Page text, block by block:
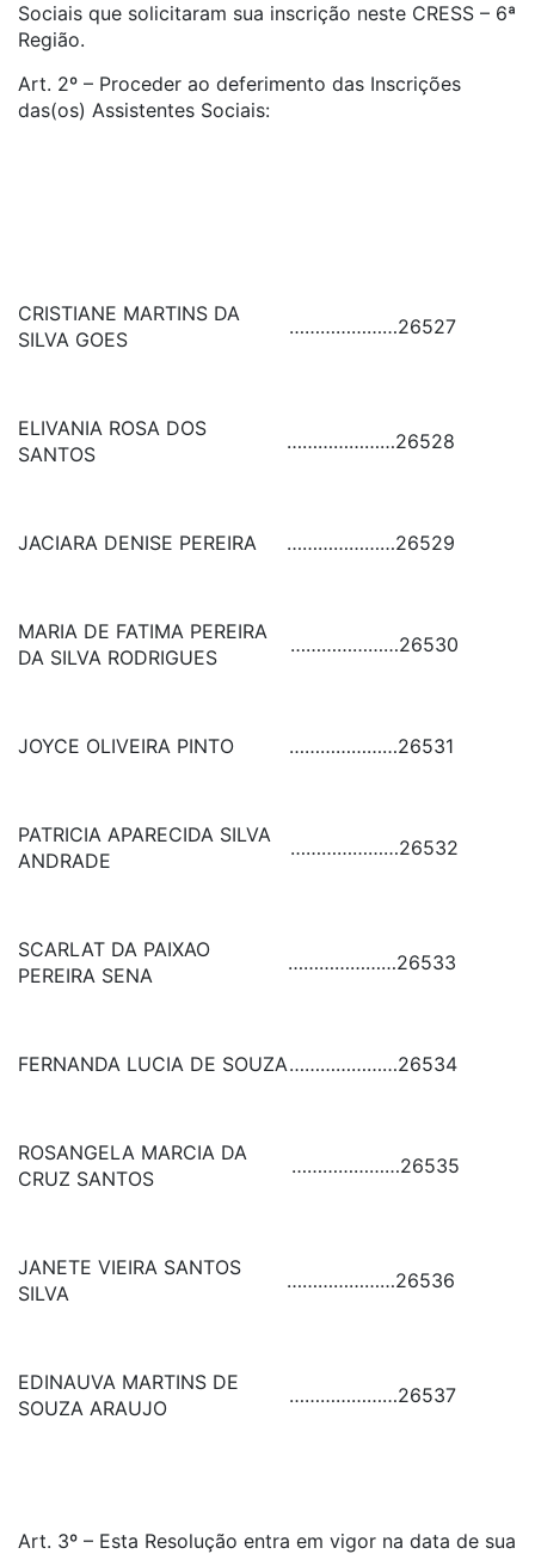
Sociais que solicitaram sua inscrição neste CRESS – 6ª
Região.
Art. 2º – Proceder ao deferimento das Inscrições
das(os) Assistentes Sociais:
CRISTIANE MARTINS DA
SILVA GOES
…………………26527
ELIVANIA ROSA DOS
SANTOS
…………………26528
JACIARA DENISE PEREIRA …………………26529
MARIA DE FATIMA PEREIRA
DA SILVA RODRIGUES
…………………26530
JOYCE OLIVEIRA PINTO …………………26531
PATRICIA APARECIDA SILVA
ANDRADE
…………………26532
SCARLAT DA PAIXAO
PEREIRA SENA
…………………26533
FERNANDA LUCIA DE SOUZA…………………26534
ROSANGELA MARCIA DA
CRUZ SANTOS
…………………26535
JANETE VIEIRA SANTOS
SILVA
…………………26536
EDINAUVA MARTINS DE
SOUZA ARAUJO
…………………26537
Art. 3º – Esta Resolução entra em vigor na data de sua